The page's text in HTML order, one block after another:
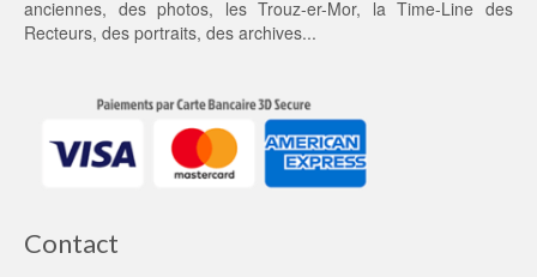
anciennes, desphotos, lesTrouz-er-Mor, laTime-Line des
Recteurs, des portraits, des archives...
Contact